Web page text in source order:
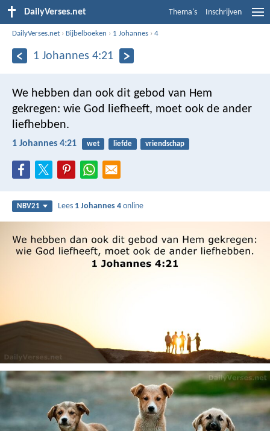
DailyVerses.net Thema's Inschrijven
DailyVerses.net › Bijbelboeken › 1 Johannes ›4
1 Johannes 4:21
We hebben dan ook dit gebod van Hem
gekregen: wie God liefheeft, moet ook de ander
liefhebben.
1 Johannes 4:21 wet liefde vriendschap
NBV21 Lees 1 Johannes 4 online